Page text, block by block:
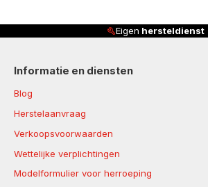
Eigen hersteldienst
Informatie en diensten
Blog
Herstelaanvraag
Verkoopsvoorwaarden
Wettelijke verplichtingen
Modelformulier voor herroeping